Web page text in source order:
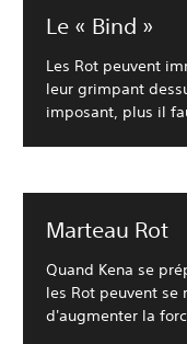
Le « Bind »
Les Rot peuvent
leur grimpant
imposant, plus il
Marteau Rot
Quand Kena se
les Rot peuvent
d'augmenter la